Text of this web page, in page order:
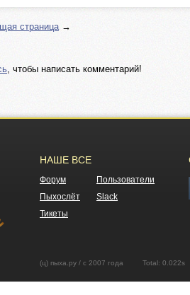
страница→
, чтобы написать комментарий!
НАШЕ ВСЕ
Форум
Пользователи
Пыхослёт
Slack
Тикеты
(ц) пыха.ру / с 2007 года Total: